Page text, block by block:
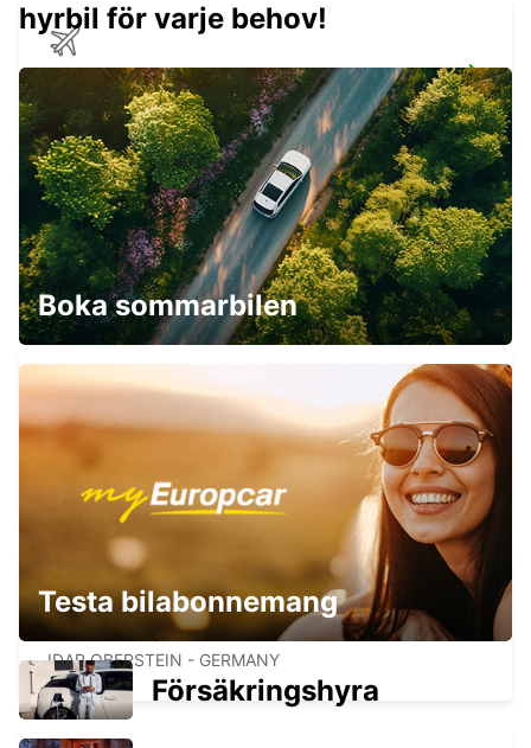
FRANKFURT HAHN FLYGPLATS
HAHN-FLUGHAFEN - GERMANY
THIONVILLE YUTZ
YUTZ - FRANCE
THIONVILLE JÄRNVÄGSSTATION -
THIONVILLE - FRANCE
IDAR OBERSTEIN
IDAR OBERSTEIN - GERMANY
hyrbil för varje behov!
Boka sommarbilen
Testa bilabonnemang
Försäkringshyra